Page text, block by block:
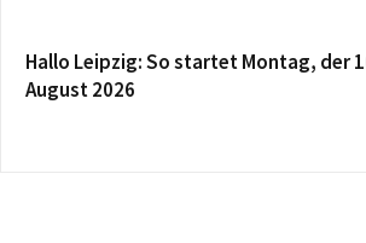
Hallo Leipzig: So startet Montag, der
August 2026